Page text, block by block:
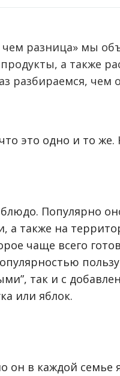
разница» мы
а также
разбираемся, чем
это одно и то же.
Популярно
а также на
чаще всего
так и с
или яблок.
он в каждой семье